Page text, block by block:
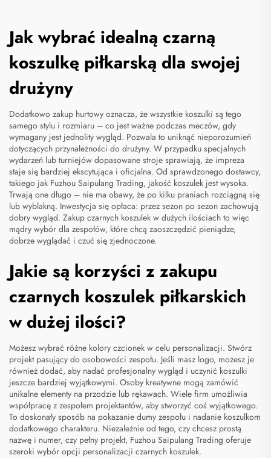
Jak wybrać idealną czarną
koszulkę piłkarską dla swojej
drużyny
Dodatkowo zakup hurtowy oznacza, że wszystkie koszulki są tego
samego stylu i rozmiaru – co jest ważne podczas meczów, gdy
wymagany jest jednolity wygląd. Pozwala to uniknąć nieporozumień
dotyczących przynależności do drużyny. W przypadku specjalnych
wydarzeń lub turniejów dopasowane stroje sprawiają, że impreza
staje się bardziej ekscytująca i oficjalna. Od sprawdzonego dostawcy,
takiego jak Fuzhou Saipulang Trading, jakość koszulek jest wysoka.
Trwają one długo – nie ma obawy, że po kilku praniach rozciągną się
lub wyblakną. Inwestycja się opłaca: przez sezon po sezon zachowują
dobry wygląd. Zakup czarnych koszulek w dużych ilościach to więc
mądry wybór dla zespołów, które chcą zaoszczędzić pieniądze,
dobrze wyglądać i czuć się zjednoczone.
Jakie są korzyści z zakupu
czarnych koszulek piłkarskich
w dużej ilości?
Możesz wybrać różne kolory czcionek w celu personalizacji. Stwórz
projekt pasujący do osobowości zespołu. Jeśli masz logo, możesz je
również dodać, aby nadać profesjonalny wygląd i uczynić koszulki
jeszcze bardziej wyjątkowymi. Osoby kreatywne mogą zamówić
unikalne elementy na przodzie lub rękawach. Wiele firm umożliwia
współpracę z zespołem projektantów, aby stworzyć coś wyjątkowego.
To doskonały sposób na pokazanie dumy zespołu i nadanie koszulkom
dodatkowego charakteru. Niezależnie od tego, czy chcesz prostą
nazwę i numer, czy pełny projekt, Fuzhou Saipulang Trading oferuje
szeroki wybór opcji personalizacji czarnych koszulek.